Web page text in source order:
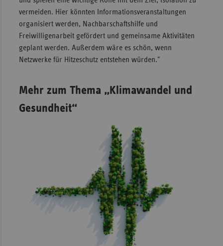
vermeiden. Hier könnten Informationsveranstaltungen
organisiert werden, Nachbarschaftshilfe und
Freiwilligenarbeit gefördert und gemeinsame Aktivitäten
geplant werden. Außerdem wäre es schön, wenn
Netzwerke für Hitzeschutz entstehen würden."
Mehr zum Thema „Klimawandel und
Gesundheit“